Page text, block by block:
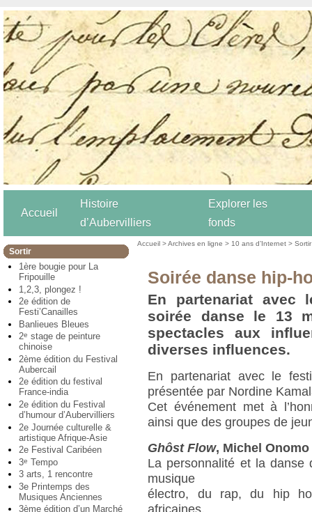
Accueil
Histoire
d’Aubervilliers
Explorer les
fonds
Sortir
1ère bougie pour La
Fripouille
1,2,3, plongez !
2e édition de
Festi’Canailles
Banlieues Bleues
2e stage de peinture
chinoise
2ème édition du Festival
Aubercail
2e édition du festival
France-india
2e édition du Festival
d’humour d’Aubervilliers
2e Journée culturelle &
artistique Afrique-Asie
2e Festival Caribéen
3e Tempo
3 arts, 1 rencontre
3e Printemps des
Musiques Anciennes
3ème édition d’un Marché
Accueil >Archives en ligne > 10 ans d’Internet >Sortir
Soirée danse hip-
En partenariat avec
soirée danse le 13
spectacles aux
diverses influences.
En partenariat avec le
présentée par Nordine
Cet événement met à
ainsi que des groupes de
Ghôst Flow, Michel Onomo
La personnalité et la danse
musique
électro, du rap, du hip